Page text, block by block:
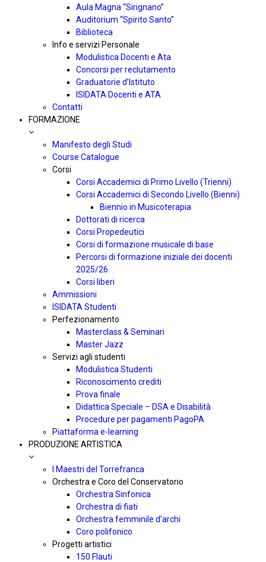
Aula Magna “Sirignano”
Auditorium “Spirito Santo”
Biblioteca
Info e servizi Personale
Modulistica Docenti e Ata
Concorsi per reclutamento
Graduatorie d’Istituto
ISIDATA Docenti e ATA
Contatti
FORMAZIONE
Manifesto degli Studi
Course Catalogue
Corsi
Corsi Accademici di Primo Livello (Trienni)
Corsi Accademici di Secondo Livello (Bienni)
Biennio in Musicoterapia
Dottorati di ricerca
Corsi Propedeutici
Corsi di formazione musicale di base
Percorsi di formazione iniziale dei docenti
2025/26
Corsi liberi
Ammissioni
ISIDATA Studenti
Perfezionamento
Masterclass & Seminari
Master Jazz
Servizi agli studenti
Modulistica Studenti
Riconoscimento crediti
Prova finale
Didattica Speciale – DSA e Disabilità
Procedure per pagamenti PagoPA
Piattaforma e-learning
PRODUZIONE ARTISTICA
I Maestri del Torrefranca
Orchestra e Coro del Conservatorio
Orchestra Sinfonica
Orchestra di fiati
Orchestra femminile d’archi
Coro polifonico
Progetti artistici
150 Flauti